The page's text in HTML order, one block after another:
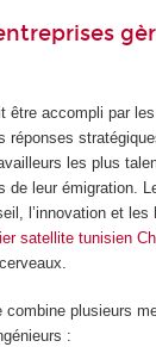
être accompli par
réponses
les plus
de leur émigration.
l’innovation et
satellite tunisien
combine plusieurs
: